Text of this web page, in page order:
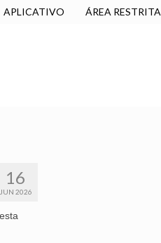
APLICATIVO ÁREA RESTRITA
16
JUN 2026